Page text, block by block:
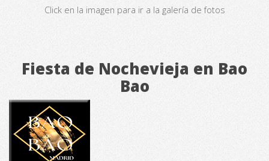
Click en la imagen para ir a la galería de fotos
Fiesta de Nochevieja en Bao
Bao